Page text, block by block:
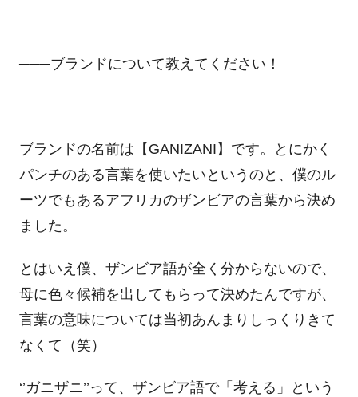
───ブランドについて教えてください！
ブランドの名前は【 GANIZANI 】です。とにかく
パンチのある言葉を使いたいというのと、僕のル
ーツでもあるアフリカのザンビアの言葉から決め
ました。
とはいえ僕、ザンビア語が全く分からないので、
母に色々候補を出してもらって決めたんですが、
言葉の意味については当初あんまりしっくりきて
なくて（笑）
‘’ガニザニ’’って、ザンビア語で「考える」という